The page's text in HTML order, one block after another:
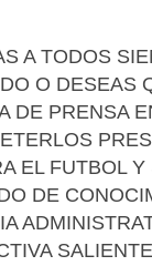
A TODOS
O DESEAS
DE PRENSA
EL FUTBOL
DE